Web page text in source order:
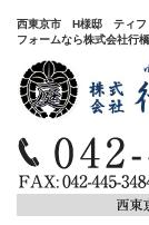
西東京市 H様邸 ティフ
フォームなら株式会社行